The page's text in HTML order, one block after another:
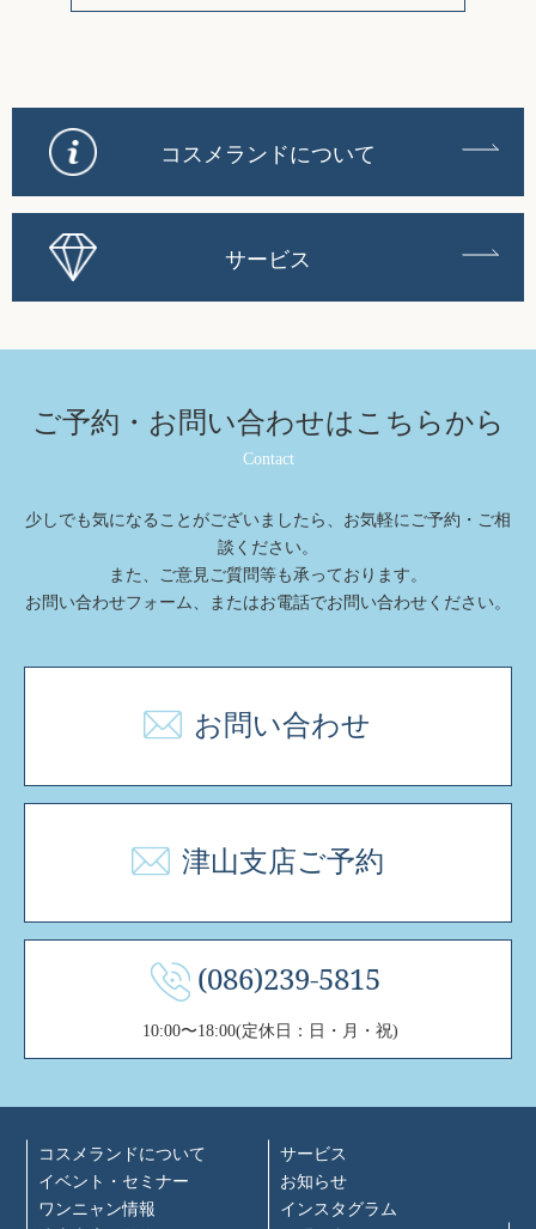
コスメランドについて
サービス
ご予約・お問い合わせはこちらから
Contact
少しでも気になることがございましたら、お気軽にご予約・ご相
談ください。
また、ご意⾒ご質問等も承っております。
お問い合わせフォーム、またはお電話でお問い合わせください。
お問い合わせ
津山支店ご予約
(086)239-5815
10:00〜18:00(定休日：日・月・祝)
コスメランドについて
サービス
イベント・セミナー
お知らせ
ワンニャン情報
インスタグラム